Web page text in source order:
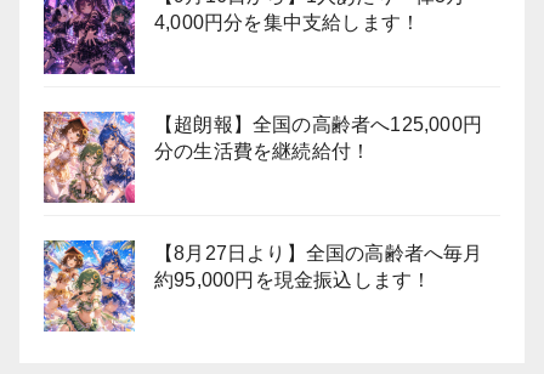
4,000円分を集中支給します！
【超朗報】全国の高齢者へ125,000円
分の生活費を継続給付！
【8月27日より】全国の高齢者へ毎月
約95,000円を現金振込します！